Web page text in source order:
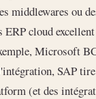
middlewares ou
cloud
Microsoft
SAP
(et des